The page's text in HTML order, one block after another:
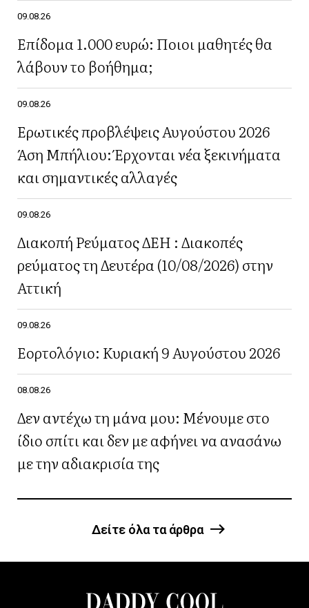
09.08.26
Επίδομα 1.000 ευρώ: Ποιοι μαθητές θα
λάβουν το βοήθημα;
09.08.26
Ερωτικές προβλέψεις Αυγούστου 2026
Άση Μπήλιου: Έρχονται νέα ξεκινήματα
και σημαντικές αλλαγές
09.08.26
Διακοπή Ρεύματος ΔΕΗ : Διακοπές
ρεύματος τη Δευτέρα (10/08/2026) στην
Αττική
09.08.26
Εορτολόγιο: Κυριακή 9 Αυγούστου 2026
08.08.26
Δεν αντέχω τη μάνα μου: Μένουμε στο
ίδιο σπίτι και δεν με αφήνει να ανασάνω
με την αδιακρισία της
Δείτε όλα τα άρθρα